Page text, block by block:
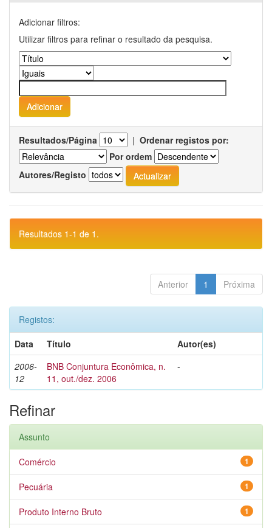
Adicionar filtros:
Utilizar filtros para refinar o resultado da pesquisa.
Resultados/Página | Ordenar registos por:
Por ordem
Autores/Registo
Resultados 1-1 de 1.
Anterior 1 Próxima
Registos:
Data
Título
Autor(es)
2006-
12
BNB Conjuntura Econômica, n.
11, out./dez. 2006
-
Refinar
Assunto
1
Comércio
1
Pecuária
1
Produto Interno Bruto